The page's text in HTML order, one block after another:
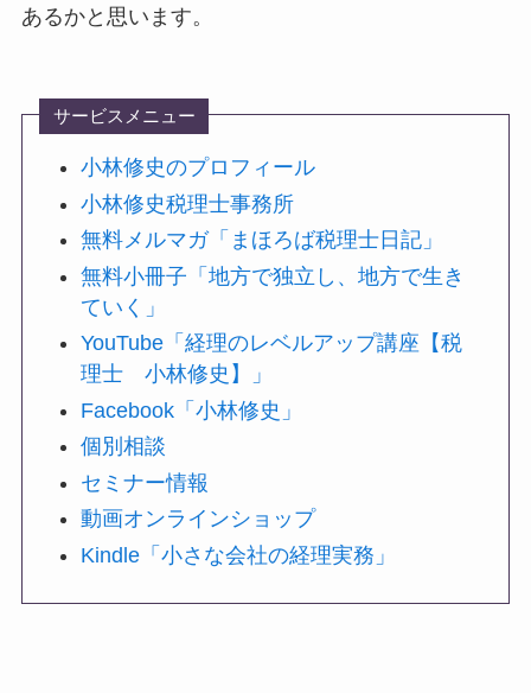
あるかと思います。
サービスメニュー
小林修史のプロフィール
小林修史税理士事務所
無料メルマガ「まほろば税理士日記」
無料小冊子「地方で独立し、地方で生き
ていく」
YouTube「経理のレベルアップ講座【税
理士 小林修史】」
Facebook「小林修史」
個別相談
セミナー情報
動画オンラインショップ
Kindle「小さな会社の経理実務」